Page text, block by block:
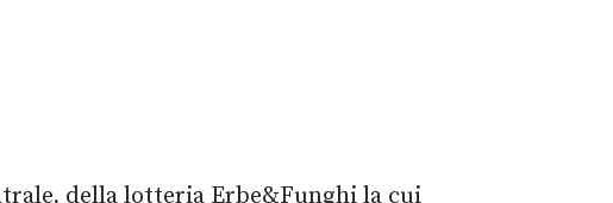
della lotteria Erbe&Funghi la cui